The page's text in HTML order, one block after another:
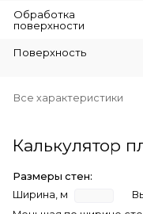
Обработка
поверхности
Поверхность
Все характеристики
Калькулятор
Размеры стен:
Ширина, м